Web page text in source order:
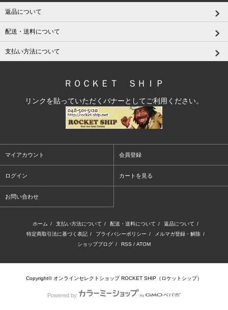
返品について
配送・送料について
支払い方法について
ＲＯＣＫＥＴ ＳＨＩＰ
リンクを貼っていただくバナーとしてご利用ください。
マイアカウント 会員登録
ログイン カートを見る
お問い合わせ
ホーム / 支払い方法について / 配送・送料について / 返品について /
特定商取引法に基づく表記 / プライバシーポリシー / メルマガ登録・解除 /
ショップブログ / RSS / ATOM
Copyright© オンラインセレクトショップ ROCKET SHIP（ロケットシップ）
Powered by